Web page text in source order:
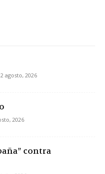
2 agosto, 2026
2026
contra